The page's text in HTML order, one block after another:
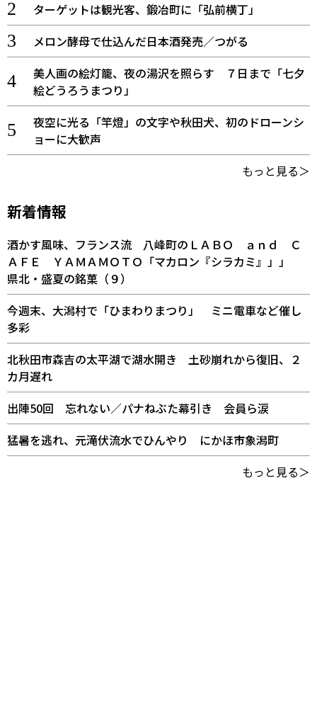
ターゲットは観光客、鍛冶町に「弘前横丁」
メロン酵母で仕込んだ日本酒発売／つがる
美人画の絵灯籠、夜の湯沢を照らす ７日まで「七夕
絵どうろうまつり」
夜空に光る「竿燈」の文字や秋田犬、初のドローンシ
ョーに大歓声
もっと見る＞
新着情報
酒かす風味、フランス流 八峰町のＬＡＢＯ ａｎｄ Ｃ
ＡＦＥ ＹＡＭＡＭＯＴＯ「マカロン『シラカミ』」」
県北・盛夏の銘菓（９）
今週末、大潟村で「ひまわりまつり」 ミニ電車など催し
多彩
北秋田市森吉の太平湖で湖水開き 土砂崩れから復旧、２
カ月遅れ
出陣50回 忘れない／パナねぶた幕引き 会員ら涙
猛暑を逃れ、元滝伏流水でひんやり にかほ市象潟町
もっと見る＞